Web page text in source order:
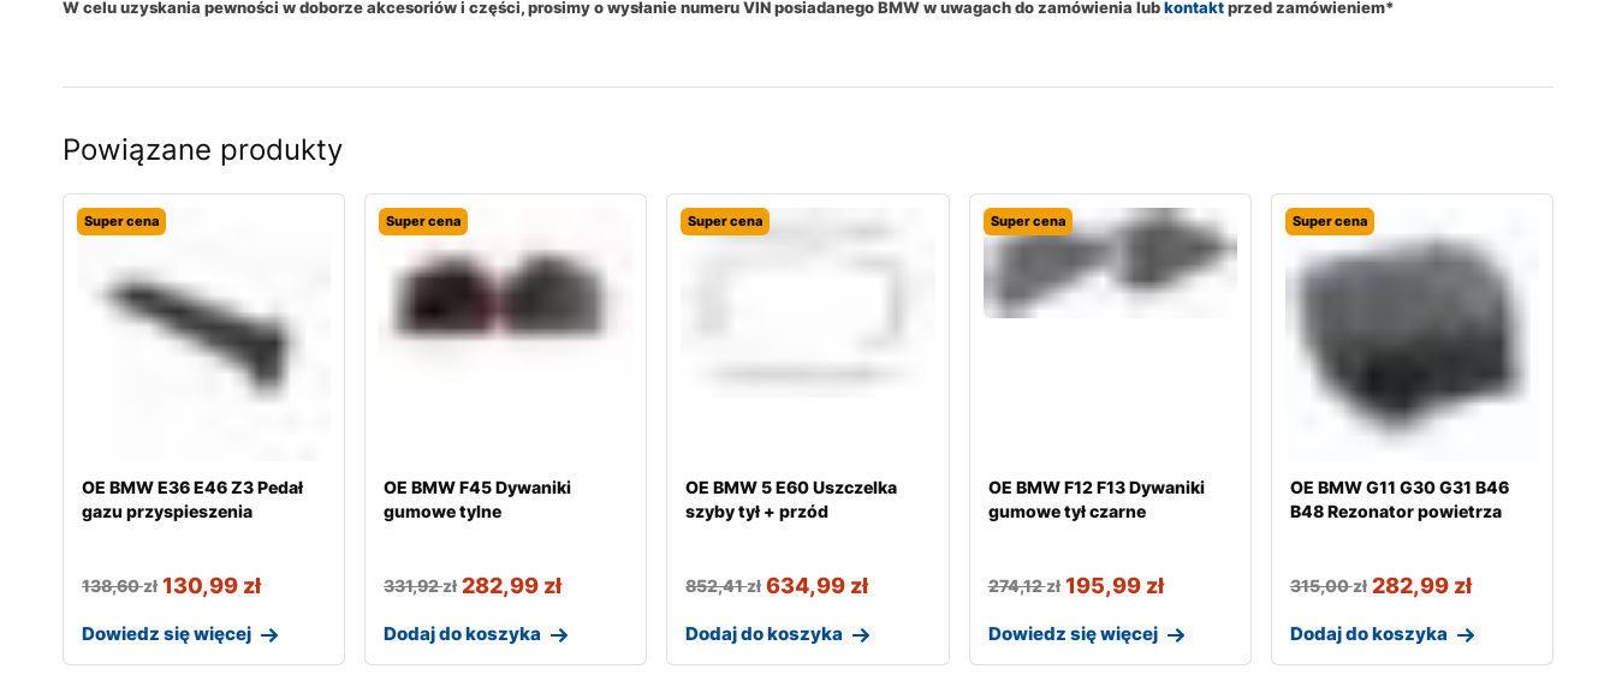
W celu uzyskania pewności w doborze akcesoriów i części, prosimy o wysłanie numeru VIN posiadanego BMW w uwagach do zamówienia lubkontaktprzed zamówieniem*
Powiązane produkty
Super cena
OE BMW E36 E46 Z3 Pedał
gazu przyspieszenia
138,60zł 130,99 zł
Dowiedz się więcej
Super cena
OE BMW F45 Dywaniki
gumowe tylne
331,92zł 282,99 zł
Dodaj do koszyka
Super cena
OE BMW 5 E60 Uszczelka
szyby tył + przód
852,41zł 634,99 zł
Dodaj do koszyka
Super cena
OE BMW F12 F13 Dywaniki
gumowe tył czarne
274,12zł 195,99 zł
Dowiedz się więcej
Super cena
OE BMW G11 G30 G31 B46
B48 Rezonator powietrza
315,00zł 282,99 zł
Dodaj do koszyka